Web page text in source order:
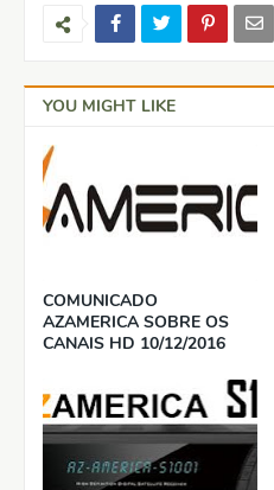
YOU MIGHT LIKE
COMUNICADO
AZAMERICA SOBRE OS
CANAIS HD 10/12/2016